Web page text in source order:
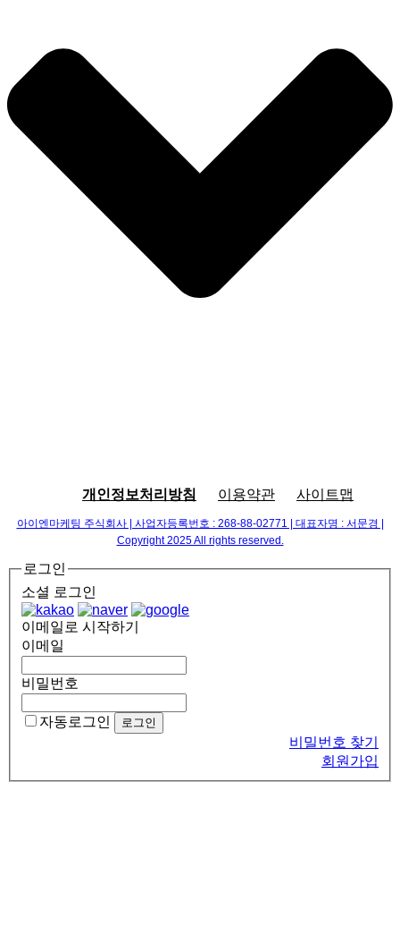
개인정보처리방침 이용약관 사이트맵
아이엔마케팅 주식회사 | 사업자등록번호 : 268-88-02771 | 대표자명 : 서문경 |
Copyright 2025 All rights reserved.
로그인
소셜 로그인
이메일로 시작하기
이메일
비밀번호
자동로그인
비밀번호 찾기
회원가입